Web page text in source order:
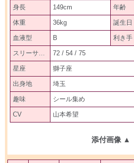
身長 149cm 年齢
体重 36kg 誕生日
血液型 B 利き手
スリーサイズ 72 / 54 / 75
星座 獅子座
出身地 埼玉
趣味 シール集め
CV 山本希望
添付画像 ▲